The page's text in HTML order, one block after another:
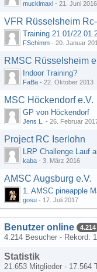
mucklmaxl - 21. Juni 2016
VFR Rüsselsheim
Training 21.01/
FSchimm - 20. Januar
RMSC Rüsselsheim
Indoor Training?
FaBa - 22. Oktober 2013
MSC Höckendorf e.V.
GP von Höckendorf
Jens L. - 26. Februar
Project RC Iserlohn
LRP Challenge Lauf
kaba - 3. März 2016
AMSC Augsburg e.V.
1. AMSC pineapple
gosu - 17. Juli 2017
Benutzer online 4.214
4.214 Besucher - Rekord:
Statistik
21.653 Mitglieder - 17.564